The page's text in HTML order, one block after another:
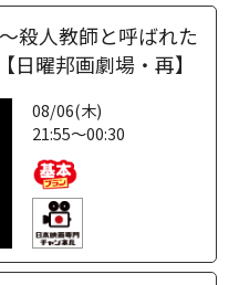
殺人教師と呼ばれた
曜邦画劇場・再】
08/06(木)
21:55～00:30